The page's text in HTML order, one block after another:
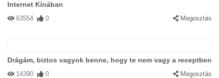
Internet Kínában
63554 0 Megosztás
Drágám, biztos vagyok benne, hogy te nem vagy a receptben
14390 0 Megosztás